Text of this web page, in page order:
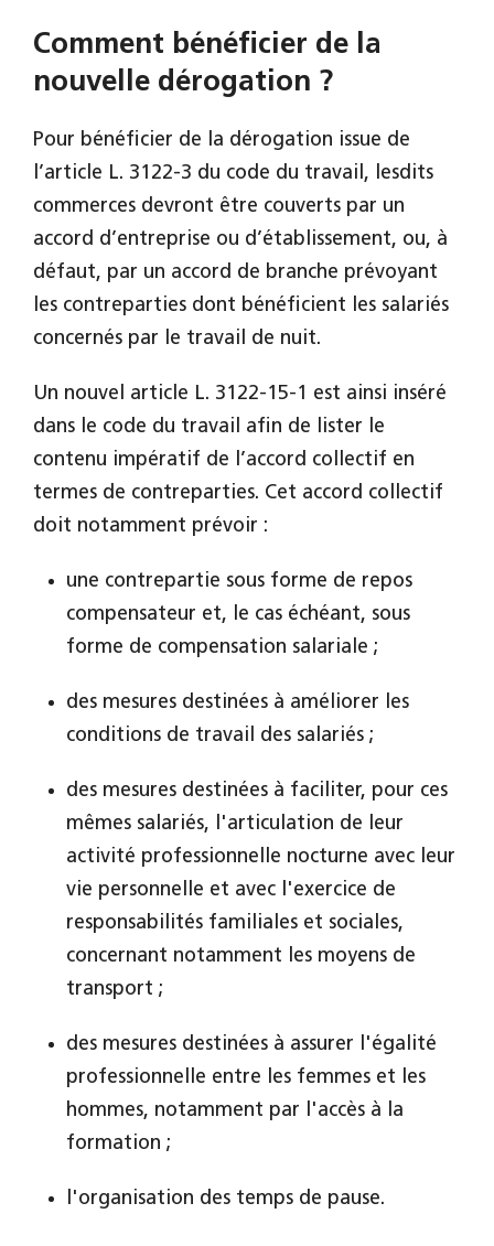
Comment bénéficier de la
nouvelle dérogation ?
Pour bénéficier de la dérogation issue de
l’article L. 3122-3 du code du travail, lesdits
commerces devront être couverts par un
accord d’entreprise ou d’établissement, ou, à
défaut, par un accord de branche prévoyant
les contreparties dont bénéficient les salariés
concernés par le travail de nuit.
Un nouvel article L. 3122-15-1 est ainsi inséré
dans le code du travail afin de lister le
contenu impératif de l’accord collectif en
termes de contreparties. Cet accord collectif
doit notamment prévoir :
une contrepartie sous forme de repos
compensateur et, le cas échéant, sous
forme de compensation salariale ;
des mesures destinées à améliorer les
conditions de travail des salariés ;
des mesures destinées à faciliter, pour ces
mêmes salariés, l'articulation de leur
activité professionnelle nocturne avec leur
vie personnelle et avec l'exercice de
responsabilités familiales et sociales,
concernant notamment les moyens de
transport ;
des mesures destinées à assurer l'égalité
professionnelle entre les femmes et les
hommes, notamment par l'accès à la
formation ;
l'organisation des temps de pause.